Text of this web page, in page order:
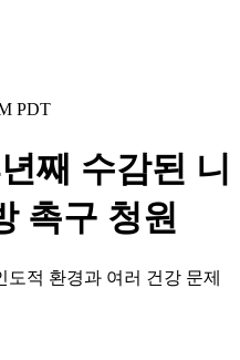
PDT
째 수감된 니
촉구 청원
적 환경과 여러 건강 문제